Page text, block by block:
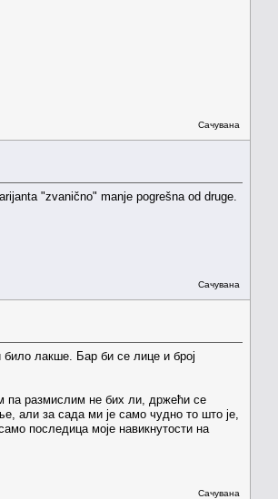
Сачувана
"zvanično" manje pogrešna od druge.
Сачувана
лакше. Бар би се лице и број
па размислим не бих ли, држећи се
али за сада ми је само чудно то што је,
последица моје навикнутости на
Сачувана